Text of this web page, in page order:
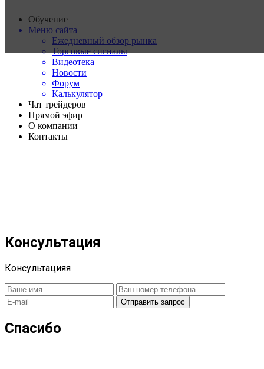
Обучение
Меню сайта
Ежедневный обзор рынка
Торговые сигналы
Видеотека
Новости
Форум
Калькулятор
Чат трейдеров
Прямой эфир
О компании
Контакты
Консультация
Консультацияя
Спасибо